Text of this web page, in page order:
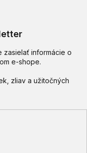
zasielať informácie o
e-shope.